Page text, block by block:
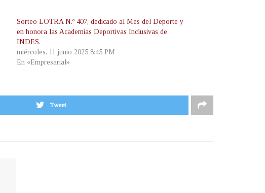
Sorteo LOTRA N.º 407, dedicado al Mes del Deporte y
en honora las Academias Deportivas Inclusivas de
INDES.
miércoles, 11 junio 2025 8:45 PM
En «Empresarial»
Tweet